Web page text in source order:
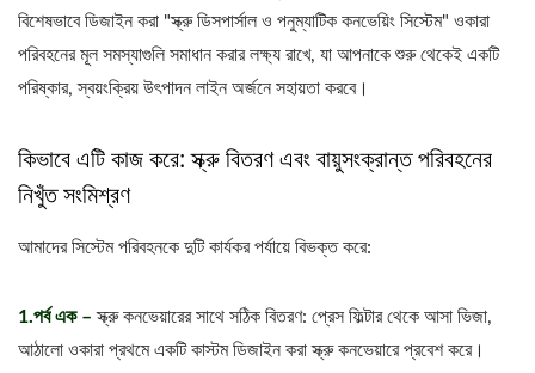
বিশেষভাবে ডিজাইন করা "স্ক্রু ডিসপার্সাল ও পনুম্যাটিক কনভেয়িং সিস্টেম" ওকারা
পরিবহনের মূল সমস্যাগুলি সমাধান করার লক্ষ্য রাখে, যা আপনাকে শুরু থেকেই একটি
পরিষ্কার, স্বয়ংক্রিয় উৎপাদন লাইন অর্জনে সহায়তা করবে।
কিভাবে এটি কাজ করে: স্ক্রু বিতরণ এবং বায়ুসংক্রান্ত পরিবহনের
নিখুঁত সংমিশ্রণ
আমাদের সিস্টেম পরিবহনকে দুটি কার্যকর পর্যায়ে বিভক্ত করে:
1.পর্ব এক – স্ক্রু কনভেয়ারের সাথে সঠিক বিতরণ: প্রেস ফিল্টার থেকে আসা ভিজা,
আঠালো ওকারা প্রথমে একটি কাস্টম ডিজাইন করা স্ক্রু কনভেয়ারে প্রবেশ করে।